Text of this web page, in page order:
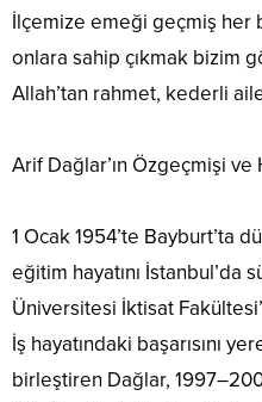
İlçemize emeği geçmiş her
onlara sahip çıkmak bizim
Allah’tan rahmet, kederli
Arif Dağlar’ın Özgeçmişi
1 Ocak 1954’te Bayburt’ta
eğitim hayatını İstanbul’da
Üniversitesi İktisat
İş hayatındaki başarısını
birleştiren Dağlar,